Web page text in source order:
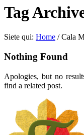
Tag
Siete qui: Home / Cala
Nothing Found
Apologies, but no
find a related post.